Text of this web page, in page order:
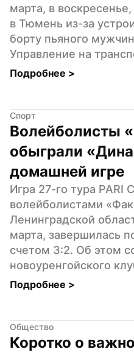
марта, в
в Тюмень из-за
борту пьяного
Управление на
Подробнее >
Спорт
Волейболисты
обыграли
домашней игре
Игра 27-го тура PARI
волейболистами
Ленинградской
марта, завершилась
счетом 3:2. Об этом
новоуренгойского
Подробнее >
Общество
Коротко о